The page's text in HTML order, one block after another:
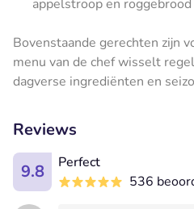
appelstroop en roggebrood
Bovenstaande gerechten zijn
menu van de chef wisselt
dagverse ingrediënten en
Reviews
9.8
Perfect
536